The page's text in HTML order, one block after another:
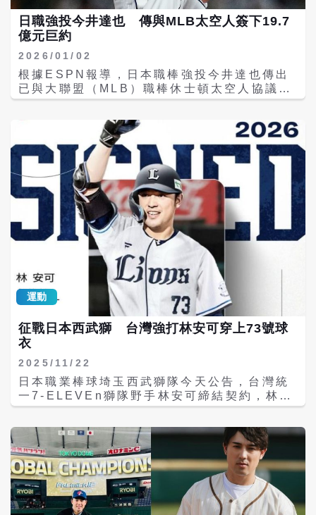
（Masaya Nishigaki），轟出右外野2分全
壘打，為個人本季第2轟，也將單場打點推升
至4分，寫下日職生涯單場最佳表現。 總計林
發。賽前他打擊率僅2成08，教練團曾指出其
容易追打低角度壞球的問題，但此役展現良好
選球與攻擊效率，成功用表現回應外界期待。
天，收下勝利。 埼玉西武 林安可 選手の第2
号2ランホームラン🌈 3安打4打点の活躍✨ 👇
ライブ配信はこちら
https://t.co/QgShTmrNdp
pic.twitter.com/b2t1JLbQLS パ・リー
グ.com / パーソル パ・リーグTV【公式】
(@PacificleagueTV) April 25, 2026
日職強投今井達也 傳與MLB太空人簽下19.7
億元巨約
2026/01/02
根據ESPN報導，日本職棒強投今井達也傳出
已與大聯盟（MLB）職棒休士頓太空人協議，
將簽下最高可達6300萬美元（約新台幣19.7
據《紐約郵報》（New York Post）記者Jon
Heyman報導，今井達也合約中有逃脫條款，
基本年薪約為5400萬美元，每達到80、90局
或100局，激勵獎金都不同，最多可望拿到
6300萬美元左右。 27歲的今井達也前往洛杉
磯跟許多球團「面試」，而他已經考慮不加入
洛杉磯道奇隊，洋基隊等球團也紛紛打退堂
鼓。 今井達也是大聯盟最引人注目的自由球員
之一，他與2025年季後賽表現出色的山本由伸
與耶薩維奇（Trey Yesavage）有著許多相
似之處。他的經紀人波拉斯（Scott Boras）
在11月大聯盟總經理會議將他與世界大賽最有
價值球員（MVP）山本由伸相比。 今井達也
2025賽季在日本西武獅取得10勝5敗的出色戰
績，防禦率1.92。他在163.2局投出178次三
振，僅投出45次保送。他擁有97英哩左右的快
西武獅8個賽季取得58勝45負，自責分僅
3.15，在963.2局投出907次三振，曾3度入
選全明星。 今井達也與山本由伸都是20多歲
一年的防禦率也都低於2，他除了快速球之
外，滑球也十分精彩。滑球會向投手的手臂側
移動，而不是向手套側移動。 多倫多藍鳥新秀
耶薩維奇也擁有這種不尋常滑球，同時耶薩維
奇更有指叉球作為最佳變速球種，這與今井達
也的情況類似。
運動
征戰日本西武獅 台灣強打林安可穿上73號球
衣
2025/11/22
日本職業棒球埼玉西武獅隊今天公告，台灣統
一7-ELEVEn獅隊野手林安可締結契約，林安
可將穿上背號73號。在加盟西武獅之前，林安
要火力。 28歲的林安可與西武獅合約未正式
公告，但有望簽下2+1年合約，年薪達100萬
美元（約新台幣3135萬元），加上西武獅支付
給統一獅的轉隊費，總值有望達400萬美元
（約新台幣1億2542萬元）。 林安可是在季後
行使旅外自由球員（FA）權利，統一獅17日